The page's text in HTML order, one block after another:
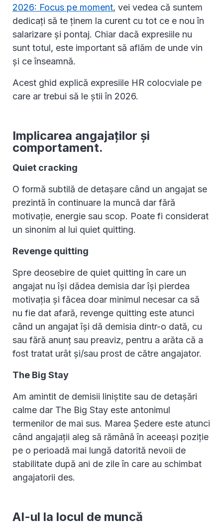
2026: Focus pe moment, vei vedea că suntem
dedicați să te ținem la curent cu tot ce e nou în
salarizare și pontaj. Chiar dacă expresiile nu
sunt totul, este important să aflăm de unde vin
și ce înseamnă.
Acest ghid explică expresiile HR colocviale pe
care ar trebui să le știi în 2026.
Implicarea angajaților și
comportament.
Quiet cracking
O formă subtilă de detașare când un angajat se
prezintă în continuare la muncă dar fără
motivație, energie sau scop. Poate fi considerat
un sinonim al lui quiet quitting.
Revenge quitting
Spre deosebire de quiet quitting în care un
angajat nu își dădea demisia dar își pierdea
motivația și făcea doar minimul necesar ca să
nu fie dat afară, revenge quitting este atunci
când un angajat își dă demisia dintr-o dată, cu
sau fără anunț sau preaviz, pentru a arăta că a
fost tratat urât și/sau prost de către angajator.
The Big Stay
Am amintit de demisii liniștite sau de detașări
calme dar The Big Stay este antonimul
termenilor de mai sus. Marea Ședere este atunci
când angajații aleg să rămână în aceeași poziție
pe o perioadă mai lungă datorită nevoii de
stabilitate după ani de zile în care au schimbat
angajatorii des.
AI-ul la locul de muncă